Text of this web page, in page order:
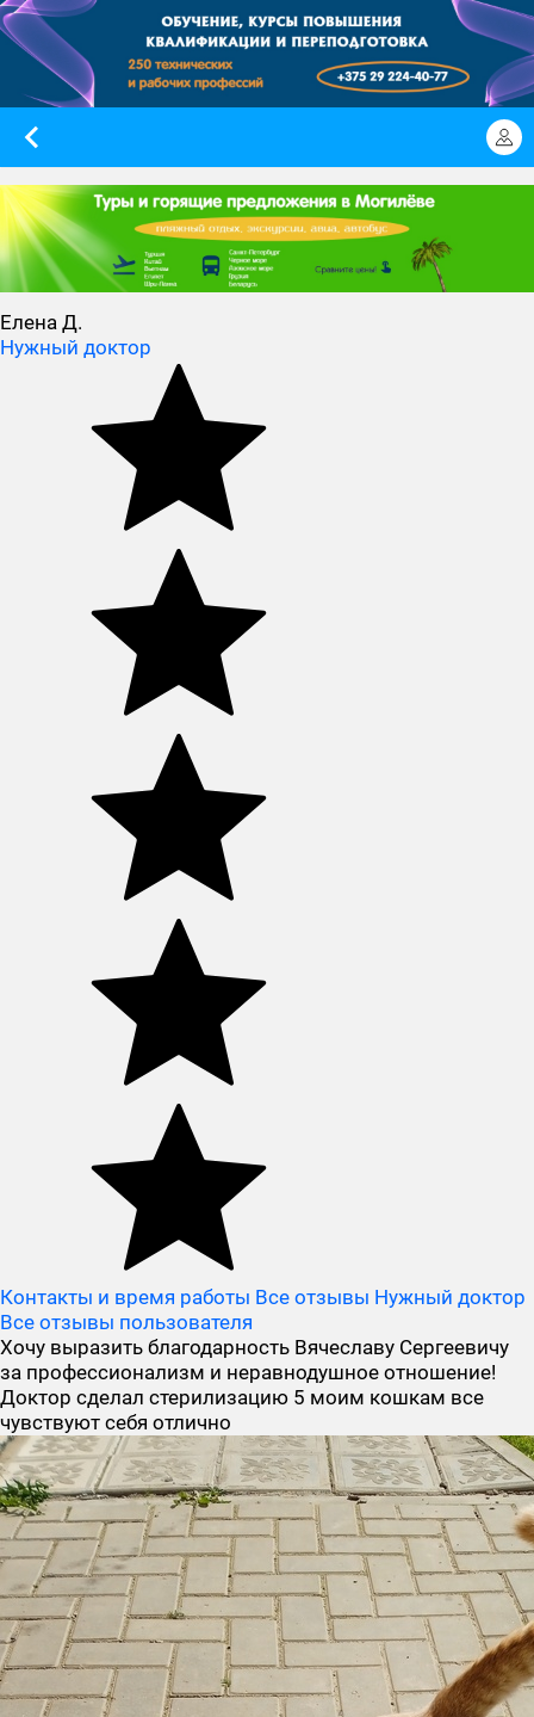
Елена Д.
Нужный доктор
Контакты и время работы Все отзывы Нужный доктор
Все отзывы пользователя
Хочу выразить благодарность Вячеславу Сергеевичу
за профессионализм и неравнодушное отношение!
Доктор сделал стерилизацию 5 моим кошкам все
чувствуют себя отлично